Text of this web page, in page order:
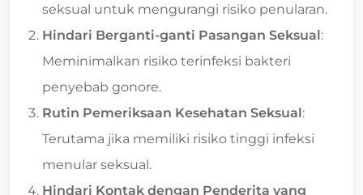
seksual untuk mengurangi risiko penularan.
Hindari Berganti-ganti Pasangan Seksual:
Meminimalkan risiko terinfeksi bakteri
penyebab gonore.
Rutin Pemeriksaan Kesehatan Seksual:
Terutama jika memiliki risiko tinggi infeksi
menular seksual.
Hindari Kontak dengan Penderita yang